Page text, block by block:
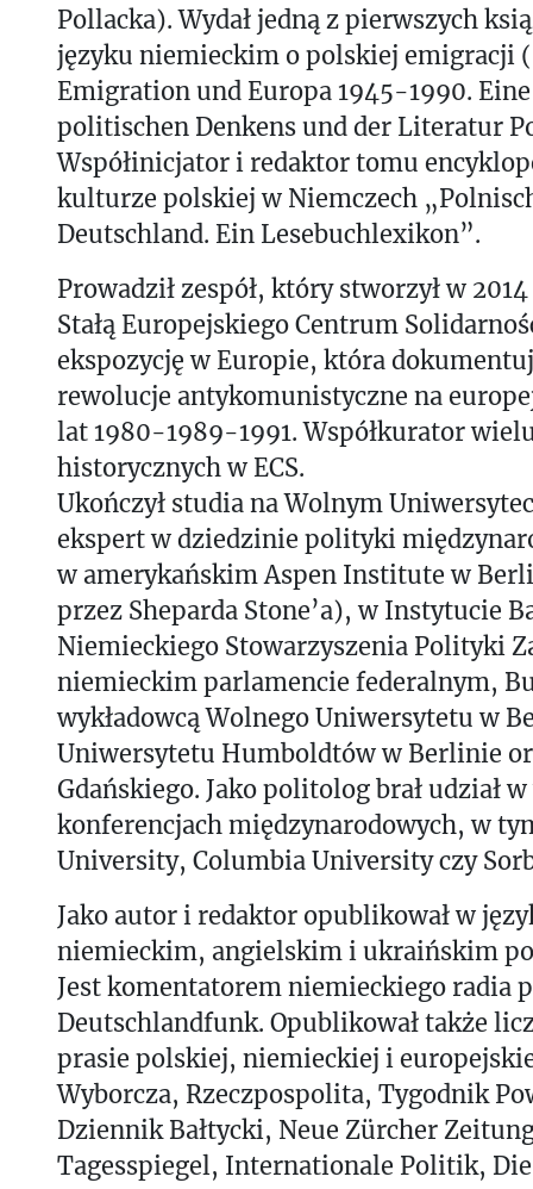
Pollacka). Wydał jedną z pierwszych
języku niemieckim o polskiej emigracji
Emigration und Europa 1945-1990.
politischen Denkens und der Literatur
Współinicjator i redaktor tomu
kulturze polskiej w Niemczech
Deutschland. Ein Lesebuchlexikon”.
Prowadził zespół, który stworzył w
Stałą Europejskiego Centrum
ekspozycję w Europie, która
rewolucje antykomunistyczne na
lat 1980-1989-1991. Współkurator
historycznych w ECS.
Ukończył studia na Wolnym
ekspert w dziedzinie polityki
w amerykańskim Aspen Institute w
przez Sheparda Stone’a), w Instytucie
Niemieckiego Stowarzyszenia Polityki
niemieckim parlamencie federalnym,
wykładowcą Wolnego Uniwersytetu w
Uniwersytetu Humboldtów w Berlinie
Gdańskiego. Jako politolog brał udział
konferencjach międzynarodowych, w
University, Columbia University czy
Jako autor i redaktor opublikował w
niemieckim, angielskim i ukraińskim
Jest komentatorem niemieckiego radia
Deutschlandfunk. Opublikował także
prasie polskiej, niemieckiej i
Wyborcza, Rzeczpospolita, Tygodnik
Dziennik Bałtycki, Neue Zürcher
Tagesspiegel, Internationale Politik,